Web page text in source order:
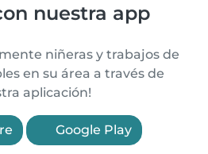
nuestra app
niñeras y trabajos de
en su área a través de
aplicación!
Google Play